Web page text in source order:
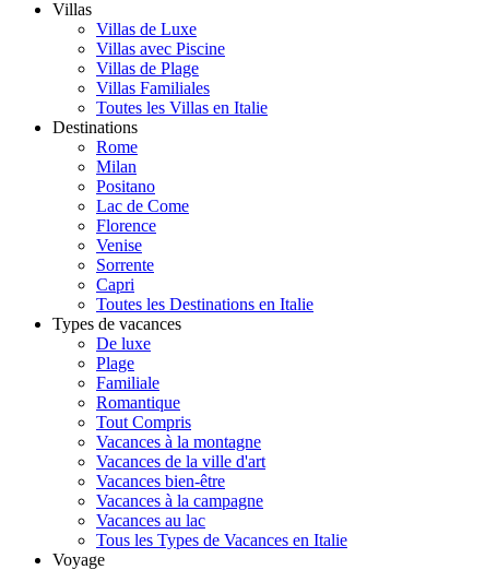
Villas
Villas de Luxe
Villas avec Piscine
Villas de Plage
Villas Familiales
Toutes les Villas en Italie
Destinations
Rome
Milan
Positano
Lac de Come
Florence
Venise
Sorrente
Capri
Toutes les Destinations en Italie
Types de vacances
De luxe
Plage
Familiale
Romantique
Tout Compris
Vacances à la montagne
Vacances de la ville d'art
Vacances bien-être
Vacances à la campagne
Vacances au lac
Tous les Types de Vacances en Italie
Voyage